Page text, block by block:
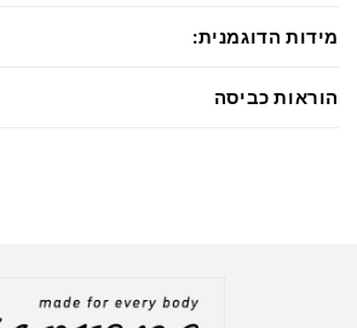
מידות הדוגמנית:
הוראות כביסה